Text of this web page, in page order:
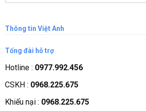
Thông tin Việt Anh
Giới thiệu công ty
Tầm nhìn sứ mệnh
Quá trình phát triển
Các chứng nhận
Tổng đài hỗ trợ
Hotline : 0977.992.456
CSKH : 0968.225.675
Khiếu nại : 0968.225.675